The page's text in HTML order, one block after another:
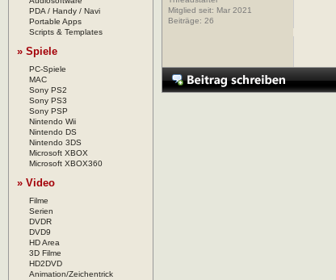
PDA / Handy / Navi
Portable Apps
Scripts & Templates
» Spiele
PC-Spiele
MAC
Sony PS2
Sony PS3
Sony PSP
Nintendo Wii
Nintendo DS
Nintendo 3DS
Microsoft XBOX
Microsoft XBOX360
» Video
Filme
Serien
DVDR
DVD9
HD Area
3D Filme
HD2DVD
Animation/Zeichentrick
Mitglied seit: Mar 2021
Beiträge: 26